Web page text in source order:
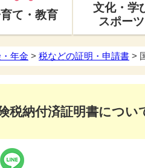
て・教育
文化・学
スポーツ
年金 > 税などの証明・申請書 >
税納付済証明書につい